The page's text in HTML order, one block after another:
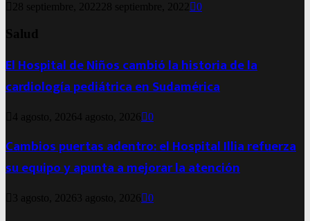
28 septiembre, 202228 septiembre, 2022 0
Salud
El Hospital de Niños cambió la historia de la
cardiología pediátrica en Sudamérica
4 agosto, 20264 agosto, 2026 0
Cambios puertas adentro: el Hospital Illia refuerza
su equipo y apunta a mejorar la atención
3 agosto, 2026 3 agosto, 2026 0